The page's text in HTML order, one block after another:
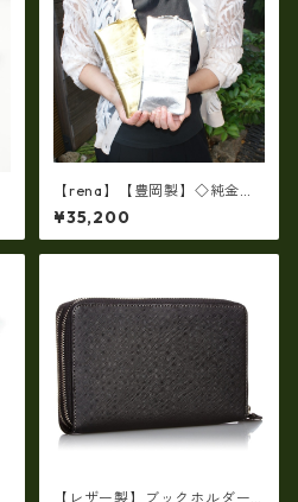
【rena】【豊岡製】◇純金箔
革製品・限定生産☆スペイン
牛革（仔牛革）手絞り＆オイ
ルレザー長財布 rj－0071【国
¥35,200
【レザー製】ブックホルダー